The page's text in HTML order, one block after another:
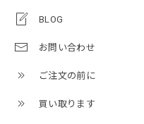
BLOG
お問い合わせ
ご注文の前に
買い取ります